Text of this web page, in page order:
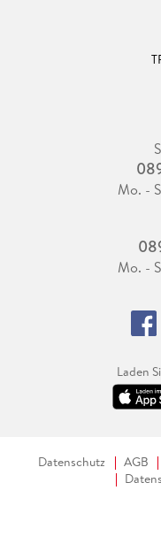
Mo. -
Mo. -
Laden
Datenschutz AGB